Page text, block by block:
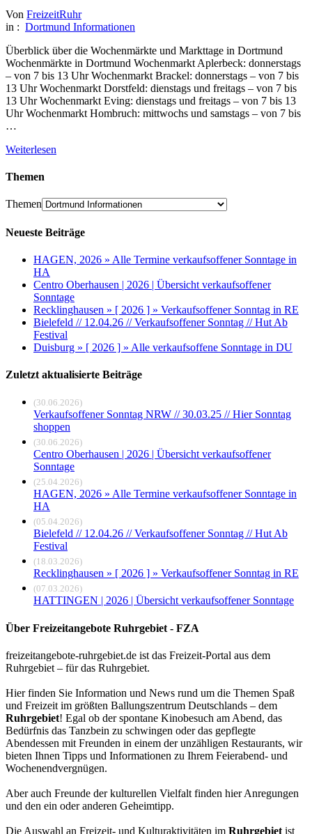
Von FreizeitRuhr
in : Dortmund Informationen
Überblick über die Wochenmärkte und Markttage in Dortmund
Wochenmärkte in Dortmund Wochenmarkt Aplerbeck: donnerstags
– von 7 bis 13 Uhr Wochenmarkt Brackel: donnerstags – von 7 bis
13 Uhr Wochenmarkt Dorstfeld: dienstags und freitags – von 7 bis
13 Uhr Wochenmarkt Eving: dienstags und freitags – von 7 bis 13
Uhr Wochenmarkt Hombruch: mittwochs und samstags – von 7 bis
…
Weiterlesen
Themen
Themen
Neueste Beiträge
HAGEN, 2026 » Alle Termine verkaufsoffener Sonntage in
HA
Centro Oberhausen | 2026 | Übersicht verkaufsoffener
Sonntage
Recklinghausen » [ 2026 ] » Verkaufsoffener Sonntag in RE
Bielefeld // 12.04.26 // Verkaufsoffener Sonntag // Hut Ab
Festival
Duisburg » [ 2026 ] » Alle verkaufsoffene Sonntage in DU
Zuletzt aktualisierte Beiträge
(30.06.2026)
Verkaufsoffener Sonntag NRW // 30.03.25 // Hier Sonntag
shoppen
(30.06.2026)
Centro Oberhausen | 2026 | Übersicht verkaufsoffener
Sonntage
(25.04.2026)
HAGEN, 2026 » Alle Termine verkaufsoffener Sonntage in
HA
(05.04.2026)
Bielefeld // 12.04.26 // Verkaufsoffener Sonntag // Hut Ab
Festival
(18.03.2026)
Recklinghausen » [ 2026 ] » Verkaufsoffener Sonntag in RE
(07.03.2026)
HATTINGEN | 2026 | Übersicht verkaufsoffener Sonntage
Über Freizeitangebote Ruhrgebiet - FZA
freizeitangebote-ruhrgebiet.de ist das Freizeit-Portal aus dem
Ruhrgebiet – für das Ruhrgebiet.
Hier finden Sie Information und News rund um die Themen Spaß
und Freizeit im größten Ballungszentrum Deutschlands – dem
Ruhrgebiet! Egal ob der spontane Kinobesuch am Abend, das
Bedürfnis das Tanzbein zu schwingen oder das gepflegte
Abendessen mit Freunden in einem der unzähligen Restaurants, wir
bieten Ihnen Tipps und Informationen zu Ihrem Feierabend- und
Wochenendvergnügen.
Aber auch Freunde der kulturellen Vielfalt finden hier Anregungen
und den ein oder anderen Geheimtipp.
Die Auswahl an Freizeit- und Kulturaktivitäten im Ruhrgebiet ist